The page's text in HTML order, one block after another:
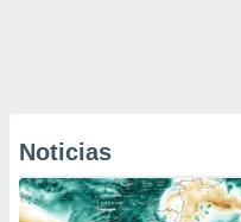
Noticias